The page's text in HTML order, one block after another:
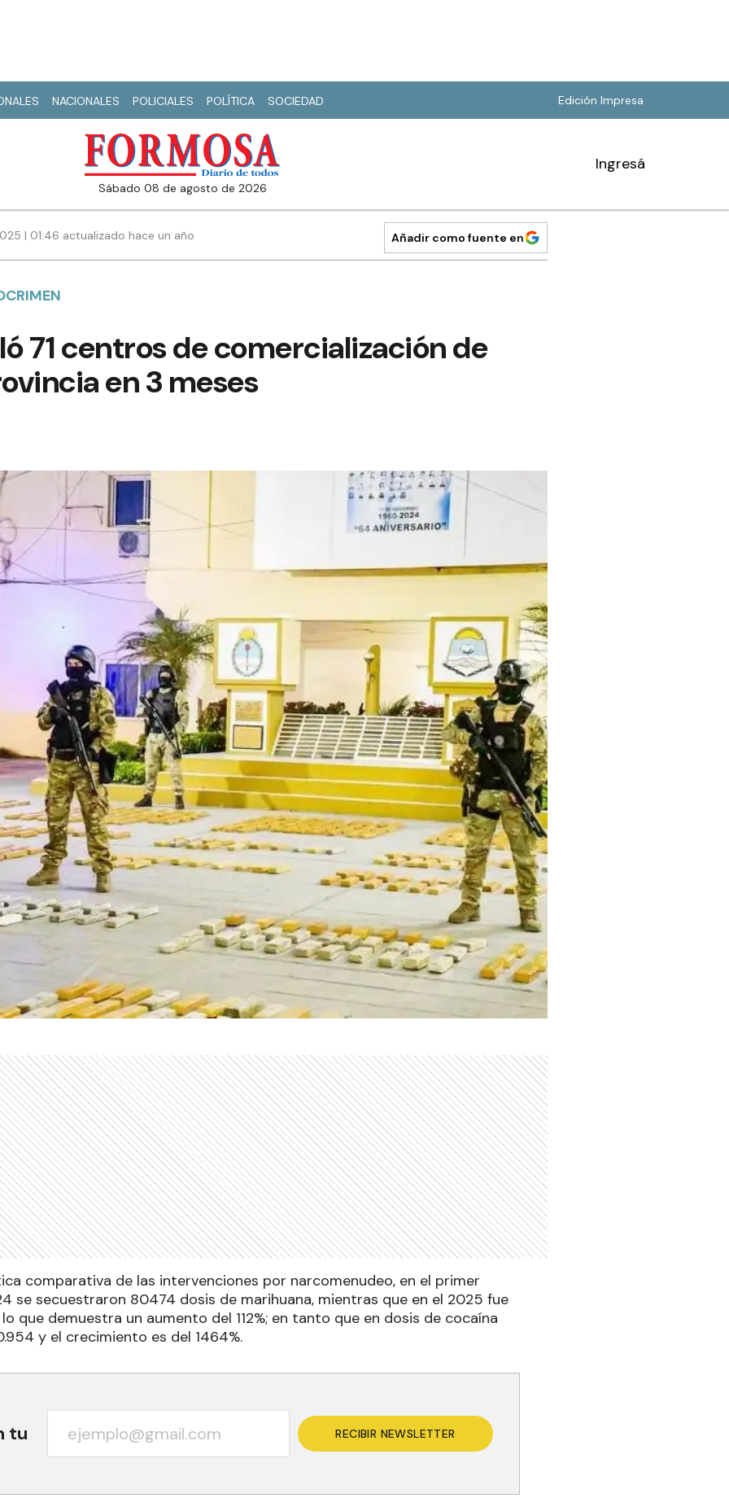
NACIONALES POLICIALES POLÍTICA SOCIEDAD Edición Impresa
sábado 08 de agosto de 2026
Ingresá
| 01:46 actualizado hace un año Añadir como fuente en
71 centros de comercialización de
en 3 meses
comparativa de las intervenciones por narcomenudeo, en el primer
se secuestraron 80474 dosis de marihuana, mientras que en el 2025 fue
que demuestra un aumento del 112%; en tanto que en dosis de cocaína
y el crecimiento es del 1464%.
tu RECIBIR NEWSLETTER